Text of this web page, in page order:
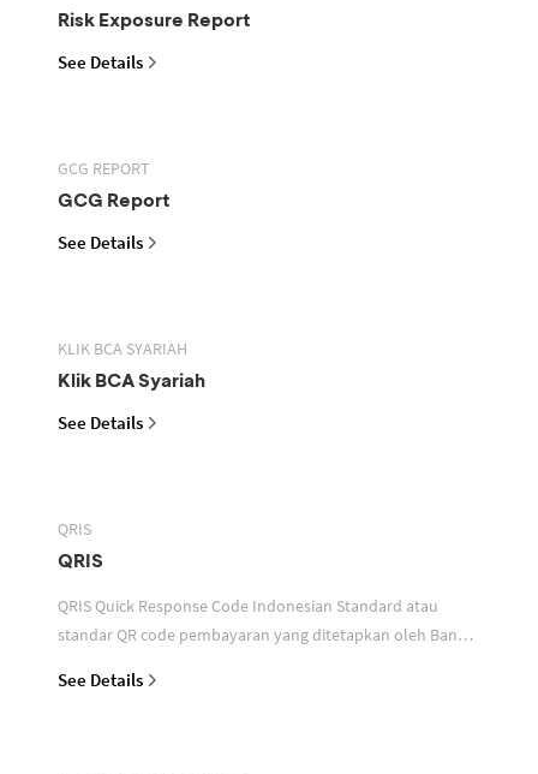
Risk Exposure Report
See Details
GCG REPORT
GCG Report
See Details
KLIK BCA SYARIAH
Klik BCA Syariah
See Details
QRIS
QRIS
QRIS Quick Response Code Indonesian Standard atau
standar QR code pembayaran yang ditetapkan oleh Bank
See Details